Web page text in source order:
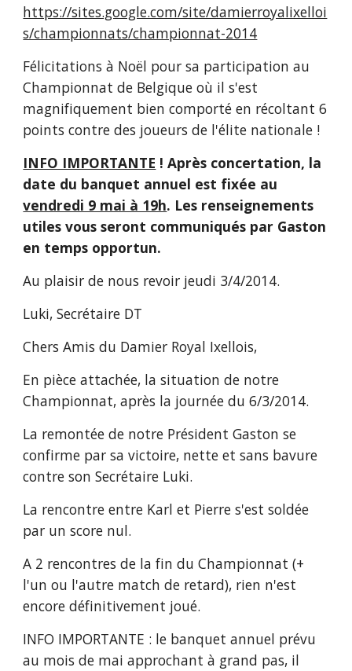
https://sites.google.com/site/damierroyalixelloi
s/championnats/championnat-2014
Félicitations à Noël pour sa participation au
Championnat de Belgique où il s'est
magnifiquement bien comporté en récoltant 6
points contre des joueurs de l'élite nationale !
INFO IMPORTANTE ! Après concertation, la
vendredi 9 mai à 19h. Les renseignements
utiles vous seront communiqués par Gaston
en temps opportun.
Au plaisir de nous revoir jeudi 3/4/2014.
Luki, Secrétaire DT
Chers Amis du Damier Royal Ixellois,
En pièce attachée, la situation de notre
Championnat, après la journée du 6/3/2014.
La remontée de notre Président Gaston se
confirme par sa victoire, nette et sans bavure
contre son Secrétaire Luki.
La rencontre entre Karl et Pierre s'est soldée
par un score nul.
A 2 rencontres de la fin du Championnat (+
l'un ou l'autre match de retard), rien n'est
encore définitivement joué.
INFO IMPORTANTE : le banquet annuel prévu
au mois de mai approchant à grand pas, il